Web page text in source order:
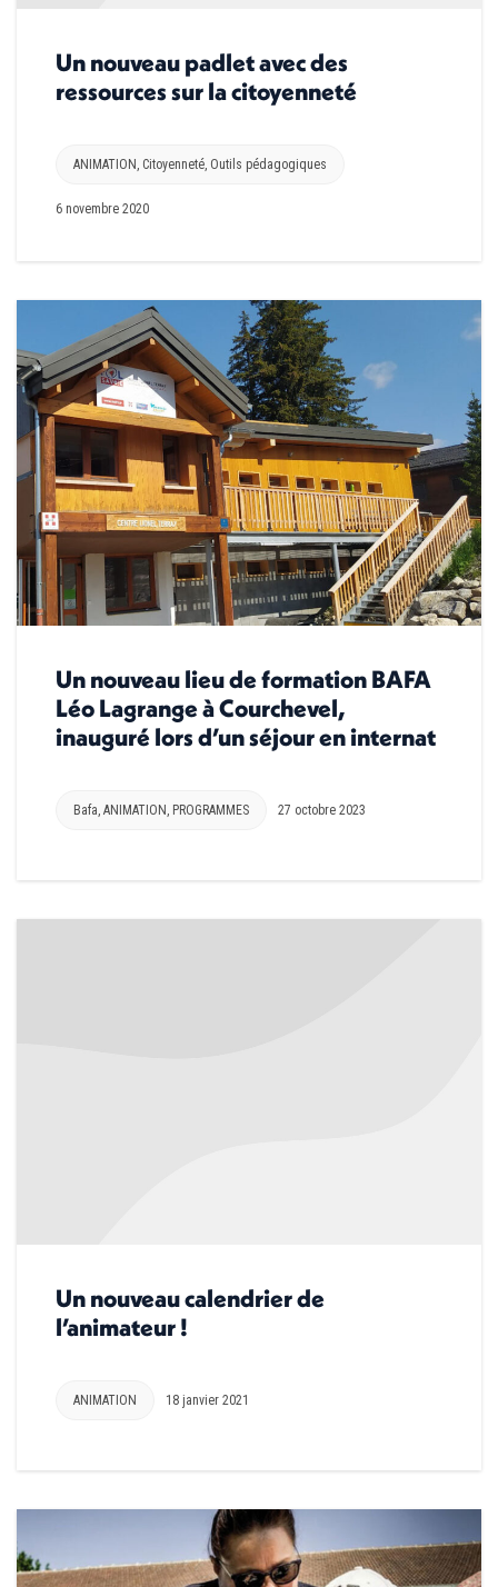
Un nouveau padlet avec des
ressources sur la citoyenneté
ANIMATION , Citoyenneté, Outils pédagogiques
6 novembre 2020
Un nouveau lieu de formation BAFA
Léo Lagrange à Courchevel,
inauguré lors d’un séjour en internat
Bafa, ANIMATION , PROGRAMMES 27 octobre 2023
Un nouveau calendrier de
l’animateur !
ANIMATION 18 janvier 2021